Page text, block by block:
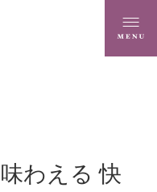
わえる 快